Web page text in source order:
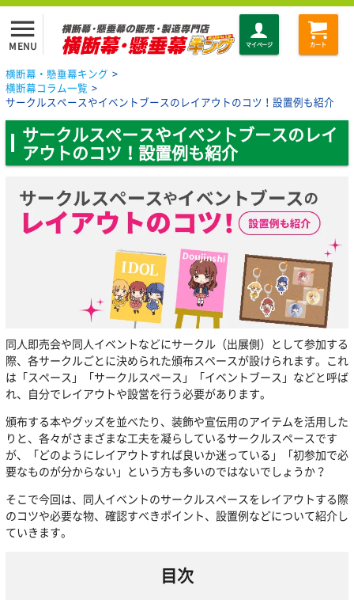
menu
MENU マイページ カート
横断幕・懸垂幕キング >
横断幕コラム一覧 >
サークルスペースやイベントブースのレイアウトのコツ！設置例も紹介
サークルスペースやイベントブースのレイ
アウトのコツ！設置例も紹介
同人即売会や同人イベントなどにサークル（出展側）として参加する
際、各サークルごとに決められた頒布スペースが設けられます。これ
は「スペース」「サークルスペース」「イベントブース」などと呼ば
れ、自分でレイアウトや設営を行う必要があります。
頒布する本やグッズを並べたり、装飾や宣伝用のアイテムを活用した
りと、各々がさまざまな工夫を凝らしているサークルスペースです
が、「どのようにレイアウトすれば良いか迷っている」「初参加で必
要なものが分からない」という方も多いのではないでしょうか？
そこで今回は、同人イベントのサークルスペースをレイアウトする際
のコツや必要な物、確認すべきポイント、設置例などについて紹介し
ていきます。
目次